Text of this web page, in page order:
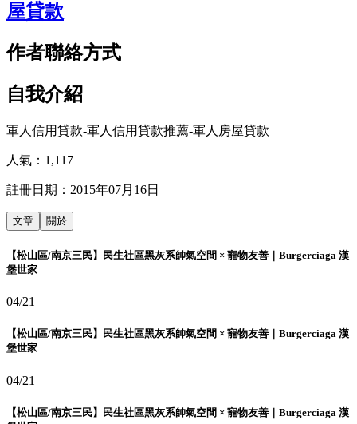
屋貸款
作者聯絡方式
自我介紹
軍人信用貸款-軍人信用貸款推薦-軍人房屋貸款
人氣： 1,117
註冊日期： 2015年07月16日
文章 關於
【松山區/南京三民】民生社區黑灰系帥氣空間 × 寵物友善｜Burgerciaga 漢
堡世家
04/21
【松山區/南京三民】民生社區黑灰系帥氣空間 × 寵物友善｜Burgerciaga 漢
堡世家
04/21
【松山區/南京三民】民生社區黑灰系帥氣空間 × 寵物友善｜Burgerciaga 漢